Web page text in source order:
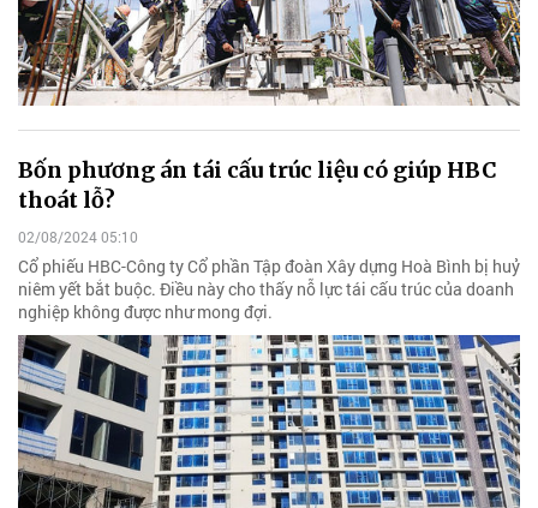
Bốn phương án tái cấu trúc liệu có giúp HBC
thoát lỗ?
02/08/2024 05:10
Cổ phiếu HBC-Công ty Cổ phần Tập đoàn Xây dựng Hoà Bình bị huỷ
niêm yết bắt buộc. Điều này cho thấy nỗ lực tái cấu trúc của doanh
nghiệp không được như mong đợi.